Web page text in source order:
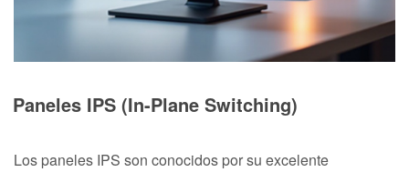
Paneles IPS (In-Plane Switching)
Los paneles IPS son conocidos por su excelente